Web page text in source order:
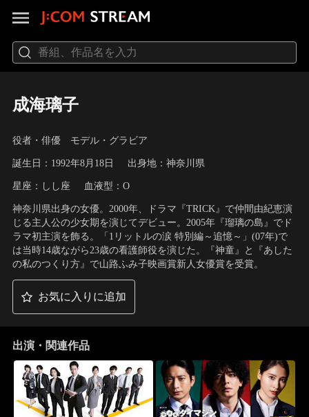
成海璃子
役者・俳優 モデル・グラビア
誕生日：1992年8月18日 出身地：神奈川県
星座：しし座 血液型：O
神奈川県出身の女優。2000年、ドラマ『TRICK』で仲間由紀恵演
じる主人公の少女期を演じてデビュー。2005年『瑠璃の島』でド
ラマ初主演を飾る。「1リットルの涙 特別編～追憶～」(07年)で
は当時14歳ながら23歳の看護師役を演じた。『神童』と『あした
の私のつくり方』で山路ふみ子映画賞新人女優賞を受賞。
お気に入りに追加
出演・関連作品